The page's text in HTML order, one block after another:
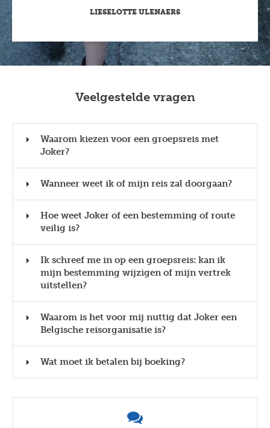
LIESELOTTE ULENAERS
Veelgestelde vragen
Waarom kiezen voor een groepsreis met
Joker?
Wanneer weet ik of mijn reis zal doorgaan?
Hoe weet Joker of een bestemming of route
veilig is?
Ik schreef me in op een groepsreis: kan ik
mijn bestemming wijzigen of mijn vertrek
uitstellen?
Waarom is het voor mij nuttig dat Joker een
Belgische reisorganisatie is?
Wat moet ik betalen bij boeking?